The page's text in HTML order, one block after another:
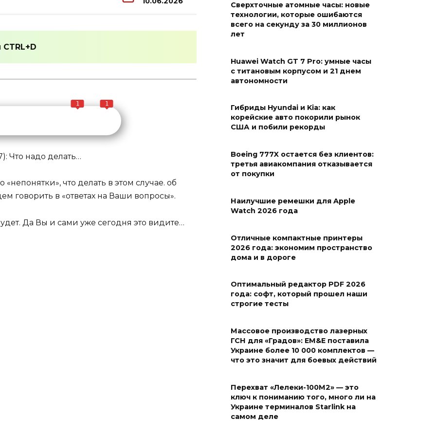
CTRL+D
1 1
Что надо делать…
что делать в этом случае. об
говорить в «ответах на Ваши вопросы».
Да Вы и сами уже сегодня это видите…
Сверхточные атомные часы: новые
технологии, которые ошибаются
всего на секунду за 30 миллионов
лет
Huawei Watch GT 7 Pro: умные часы
с титановым корпусом и 21 днем
автономности
Гибриды Hyundai и Kia: как
корейские авто покорили рынок
США и побили рекорды
Boeing 777X остается без клиентов:
третья авиакомпания отказывается
от покупки
Наилучшие ремешки для Apple
Watch 2026 года
Отличные компактные принтеры
2026 года: экономим пространство
дома и в дороге
Оптимальный редактор PDF 2026
года: софт, который прошел наши
строгие тесты
Массовое производство лазерных
ГСН для «Градов»: EM&E поставила
Украине более 10 000 комплектов —
что это значит для боевых действий
Перехват «Лелеки-100М2» — это
ключ к пониманию того, много ли на
Украине терминалов Starlink на
самом деле